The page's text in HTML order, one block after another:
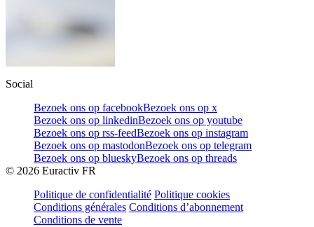
Social
Bezoek ons op facebookBezoek ons op x
Bezoek ons op linkedinBezoek ons op youtube
Bezoek ons op rss-feedBezoek ons op instagram
Bezoek ons op mastodonBezoek ons op telegram
Bezoek ons op blueskyBezoek ons op threads
© 2026 Euractiv FR
Politique de confidentialité Politique cookies
Conditions générales Conditions d’abonnement
Conditions de vente